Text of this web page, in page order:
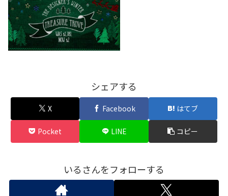
シェアする
X Facebook はてブ
Pocket LINE コピー
いるさんをフォローする